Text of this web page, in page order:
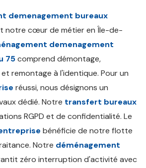
demenagement bureaux
notre cœur de métier en Île-de-
demenagement
75comprend démontage,
remontage à l'identique. Pour un
réussi, nous désignons un
dédié. Notre transfert bureaux
RGPD et de confidentialité. Le
bénéficie de notre flotte
Notre déménagement
zéro interruption d'activité avec